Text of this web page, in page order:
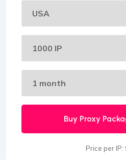
Buy Proxy
Price per IP: